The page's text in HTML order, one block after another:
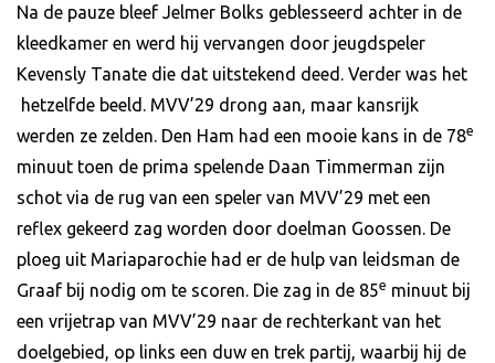
Na de pauze bleef Jelmer Bolks geblesseerd achter in de
kleedkamer en werd hij vervangen door jeugdspeler
Kevensly Tanate die dat uitstekend deed. Verder was het
hetzelfde beeld. MVV’29 drong aan, maar kansrijk
werden ze zelden. Den Ham had een mooie kans in de 78e
minuut toen de prima spelende Daan Timmerman zijn
schot via de rug van een speler van MVV’29 met een
reflex gekeerd zag worden door doelman Goossen. De
ploeg uit Mariaparochie had er de hulp van leidsman de
Graaf bij nodig om te scoren. Die zag in de 85e minuut bij
een vrijetrap van MVV’29 naar de rechterkant van het
doelgebied, op links een duw en trek partij, waarbij hij de